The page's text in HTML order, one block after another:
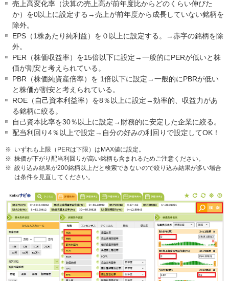
売上高変化率（決算の売上高が前年度比からどのくらい伸びた
か）を0以上に設定する→売上が前年度から成長していない銘柄を
除外。
EPS（1株あたり純利益）を０以上に設定する。→赤字の銘柄を除
外。
PER（株価収益率）を15倍以下に設定→一般的にPERが低いと株
価が割安と考えられている。
PBR（株価純資産倍率）を 1倍以下に設定→一般的にPBRが低い
と株価が割安と考えられている。
ROE（自己資本利益率）を8％以上に設定→効率的、収益力があ
る銘柄に絞る。
自己資本比率を30％以上に設定→財務的に安定した企業に絞る。
配当利回り4％以上で設定→自分の好みの利回りで設定してOK！
※ いずれも上限（PERは下限）はMAX値に設定。
※ 株価が下がり配当利回りが高い銘柄も含まれるためご注意ください。
※ 絞り込み結果が200銘柄以上だと検索できないので絞り込み結果が多い場合
は条件を見直してください。